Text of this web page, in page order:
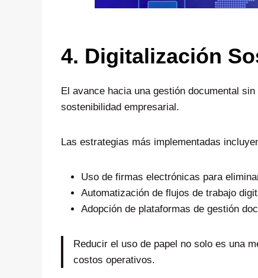
4. Digitalización
El avance hacia una gestión documental
sostenibilidad empresarial.
Las estrategias más implementadas
Uso de firmas electrónicas para
Automatización de flujos de trabajo
Adopción de plataformas de gestión
Reducir el uso de papel no solo es una
costos operativos.